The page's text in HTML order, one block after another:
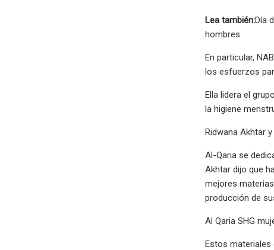
Lea también:Día
hombres
En particular,
los esfuerzos
Ella lidera el
la higiene
Ridwana Akhtar
Al-Qaria se
Akhtar dijo que
mejores
producción de
Al Qaria SHG
Estos materiales